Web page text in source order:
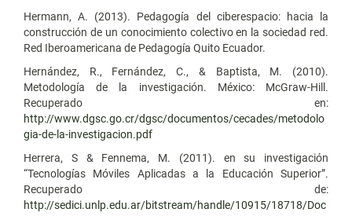
Hermann, A. (2013). Pedagogía del ciberespacio: hacia la
construcción de un conocimiento colectivo en la sociedad red.
Red Iberoamericana de Pedagogía Quito Ecuador.
Hernández, R., Fernández, C., & Baptista, M. (2010).
Metodología de la investigación. México: McGraw-Hill.
Recuperado en:
http://www.dgsc.go.cr/dgsc/documentos/cecades/metodolo
gia-de-la-investigacion.pdf
Herrera, S & Fennema, M. (2011). en su investigación
“Tecnologías Móviles Aplicadas a la Educación Superior”.
Recuperado de:
http://sedici.unlp.edu.ar/bitstream/handle/10915/18718/Doc